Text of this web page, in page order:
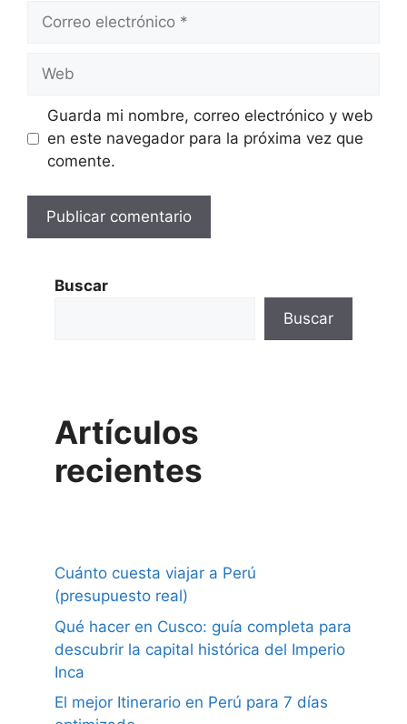
electrónico
Guarda mi nombre, correo electrónico y web
en este navegador para la próxima vez que
comente.
Buscar
Buscar
Artículos
recientes
Cuánto cuesta viajar a Perú
(presupuesto real)
Qué hacer en Cusco: guía completa para
descubrir la capital histórica del Imperio
Inca
El mejor Itinerario en Perú para 7 días